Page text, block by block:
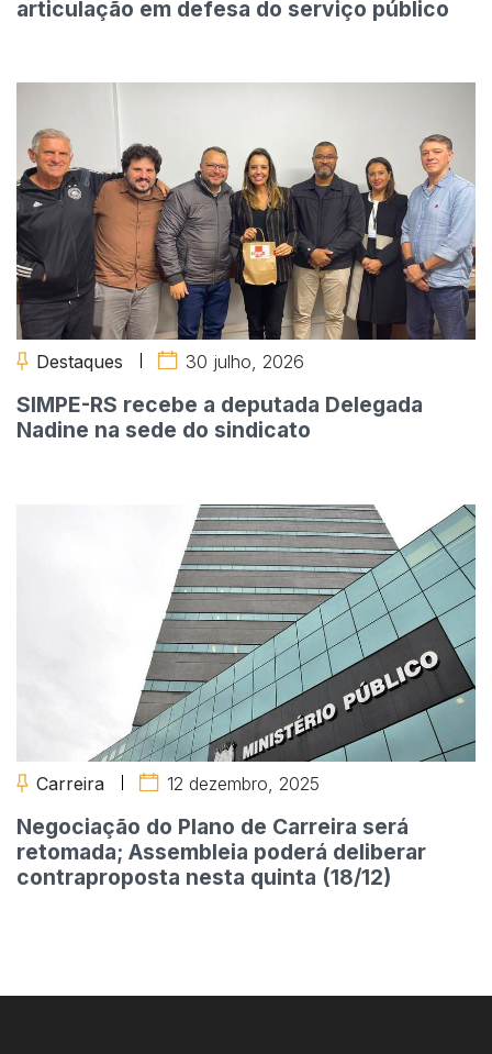
articulação em defesa do serviço público
Destaques 30 julho, 2026
SIMPE-RS recebe a deputada Delegada
Nadine na sede do sindicato
Carreira 12 dezembro, 2025
Negociação do Plano de Carreira será
retomada; Assembleia poderá deliberar
contraproposta nesta quinta (18/12)